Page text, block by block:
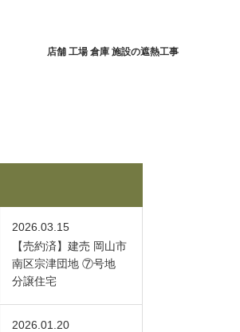
店舗 工場 倉庫 施設の遮熱工事
2026.03.15
【売約済】建売 岡山市
南区宗津団地 ⑦号地
分譲住宅
2026.01.20